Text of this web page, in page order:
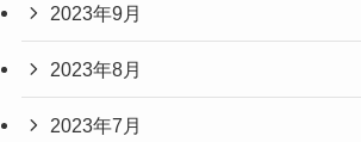
2023年9月
2023年8月
2023年7月